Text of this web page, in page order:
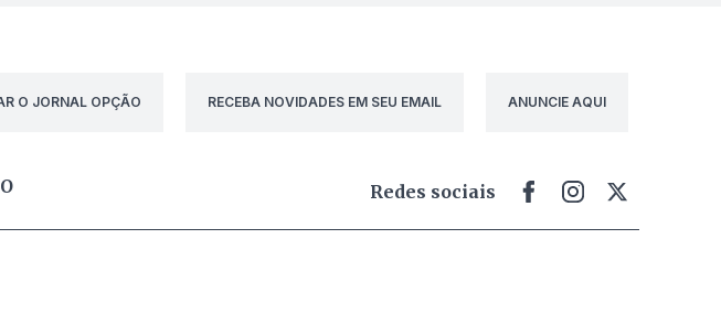
O JORNAL OPÇÃO
RECEBA NOVIDADES EM SEU EMAIL ANUNCIE AQUI
Redes sociais